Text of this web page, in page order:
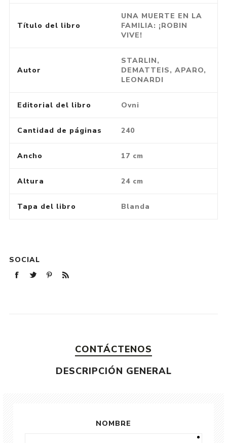
Título del libro
UNA MUERTE EN LA
FAMILIA: ¡ROBIN
VIVE!
Autor
STARLIN,
DEMATTEIS, APARO,
LEONARDI
Editorial del libro Ovni
Cantidad de páginas 240
Ancho 17 cm
Altura 24 cm
Tapa del libro Blanda
SOCIAL
CONTÁCTENOS
DESCRIPCIÓN GENERAL
NOMBRE